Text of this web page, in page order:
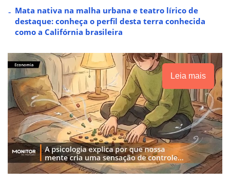
Mata nativa na malha urbana e teatro lírico de
destaque: conheça o perfil desta terra conhecida
como a Califórnia brasileira
Leia mais